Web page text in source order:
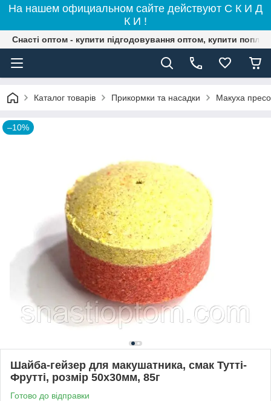
На нашем официальном сайте действуют С К И Д
К И !
Снасті оптом - купити підгодовування оптом, купити
Каталог товарів Прикормки та насадки Макуха
–10%
Шайба-гейзер для макушатника, смак Тутті-
Фрутті, розмір 50х30мм, 85г
Готово до відправки